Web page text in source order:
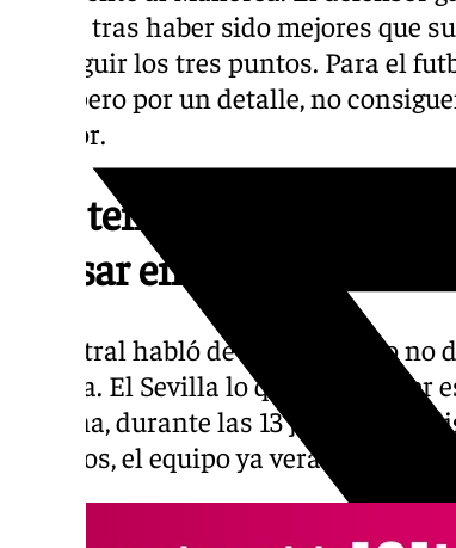
ya que tras haber sido mejores que
conseguir los tres puntos. Para el
bien, pero por un detalle, no
inferior.
«No tenemos que
pensar en ganar partidos»
El central habló de que el equipo
Europa. El Sevilla lo que debe
semana, durante las 13 jornadas de
partidos, el equipo ya verá cual es